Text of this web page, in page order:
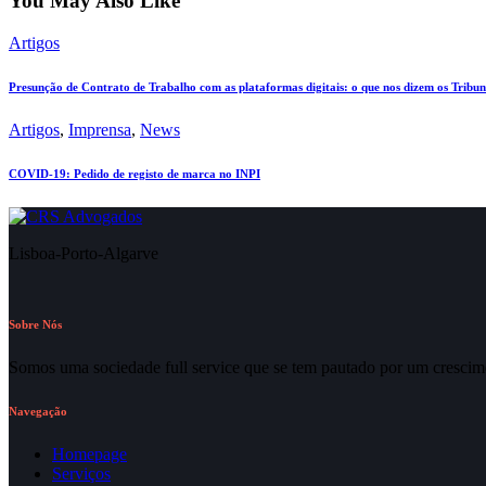
Artigos
Presunção de Contrato de Trabalho com as plataformas digitais: o que nos dizem os
Artigos, Imprensa, News
COVID-19: Pedido de registo de marca no INPI
Lisboa-Porto-Algarve
Sobre Nós
Somos uma sociedade full service que se tem pautado por um
Navegação
Homepage
Serviços